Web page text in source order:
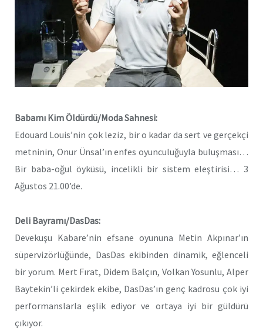
Babamı Kim Öldürdü/Moda Sahnesi:
Edouard Louis’nin çok leziz, bir o kadar da sert ve gerçekçi
metninin, Onur Ünsal’ın enfes oyunculuğuyla buluşması…
Bir baba-oğul öyküsü, incelikli bir sistem eleştirisi… 3
Ağustos 21.00’de.
Deli Bayramı/DasDas:
Devekuşu Kabare’nin efsane oyununa Metin Akpınar’ın
süpervizörlüğünde, DasDas ekibinden dinamik, eğlenceli
bir yorum. Mert Fırat, Didem Balçın, Volkan Yosunlu, Alper
Baytekin’li çekirdek ekibe, DasDas’ın genç kadrosu çok iyi
performanslarla eşlik ediyor ve ortaya iyi bir güldürü
çıkıyor.